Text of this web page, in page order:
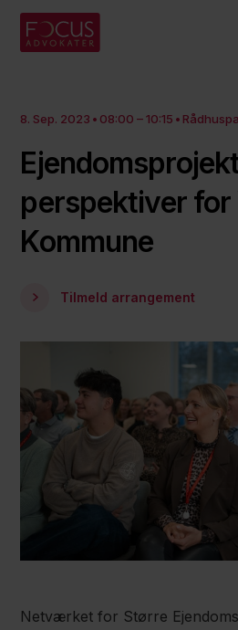
8. Sep. 2023 08:00 – 10:15
perspektiver for
Kommune
Tilmeld arrangement
Netværket for Større